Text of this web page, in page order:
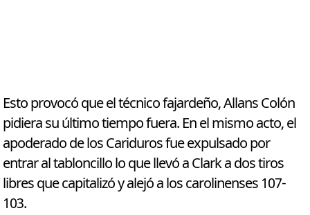
Esto provocó que el técnico fajardeño, Allans Colón
pidiera su último tiempo fuera. En el mismo acto, el
apoderado de los Cariduros fue expulsado por
entrar al tabloncillo lo que llevó a Clark a dos tiros
libres que capitalizó y alejó a los carolinenses 107-
103.